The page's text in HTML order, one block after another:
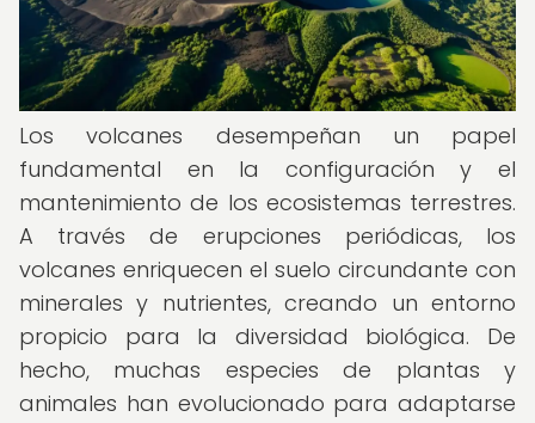
Los volcanes desempeñan un papel
fundamental en la configuración y el
mantenimiento de los ecosistemas terrestres.
A través de erupciones periódicas, los
volcanes enriquecen el suelo circundante con
minerales y nutrientes, creando un entorno
propicio para la diversidad biológica. De
hecho, muchas especies de plantas y
animales han evolucionado para adaptarse